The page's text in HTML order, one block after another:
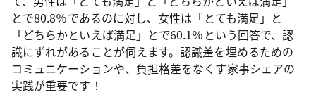
とで80.8％であるのに対し、女性は「とても満足」と
「どちらかといえば満足」とで60.1％という回答で、認
識にずれがあることが伺えます。認識差を埋めるための
コミュニケーションや、負担格差をなくす家事シェアの
実践が重要です！